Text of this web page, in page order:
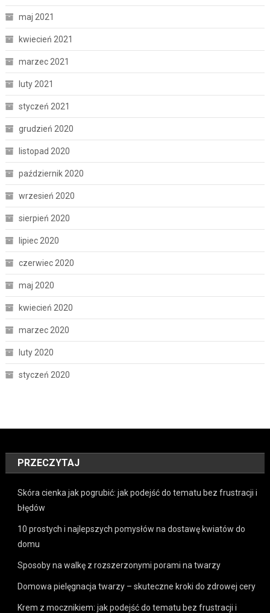
maj 2021
kwiecień 2021
marzec 2021
luty 2021
styczeń 2021
grudzień 2020
listopad 2020
październik 2020
wrzesień 2020
sierpień 2020
lipiec 2020
czerwiec 2020
maj 2020
kwiecień 2020
marzec 2020
luty 2020
styczeń 2020
PRZECZYTAJ
Skóra cienka jak pogrubić: jak podejść do tematu bez frustracji i
błędów
10 prostych i najlepszych pomysłów na dostawę kwiatów do
domu
Sposoby na walkę z rozszerzonymi porami na twarzy
Domowa pielęgnacja twarzy – skuteczne kroki do zdrowej cery
Krem z mocznikiem: jak podejść do tematu bez frustracji i